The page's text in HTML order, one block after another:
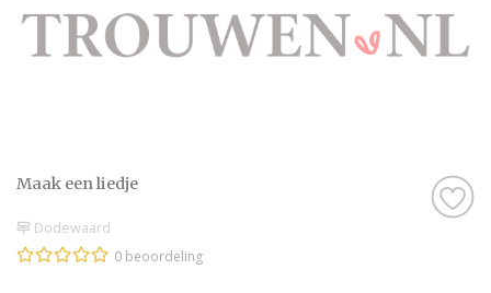
Maak een liedje
Dodewaard
0 beoordeling